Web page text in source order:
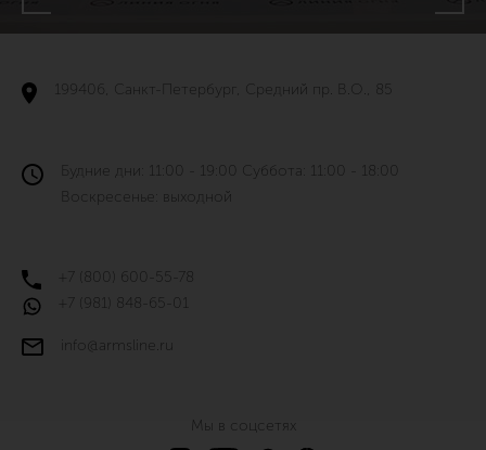
199406, Санкт-Петербург, Средний пр. В.О., 85
Будние дни: 11:00 - 19:00 Суббота: 11:00 - 18:00
Воскресенье: выходной
+7 (800) 600-55-78
+7 (981) 848-65-01
info@armsline.ru
Мы в соцсетях